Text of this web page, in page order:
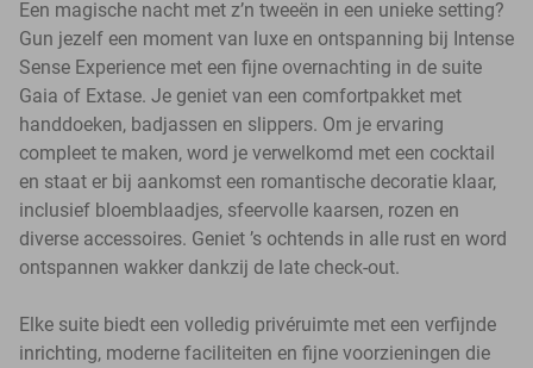
Een magische nacht met z’n tweeën in een unieke setting?
Gun jezelf een moment van luxe en ontspanning bij Intense
Sense Experience met een fijne overnachting in de suite
Gaia of Extase. Je geniet van een comfortpakket met
handdoeken, badjassen en slippers. Om je ervaring
compleet te maken, word je verwelkomd met een cocktail
en staat er bij aankomst een romantische decoratie klaar,
inclusief bloemblaadjes, sfeervolle kaarsen, rozen en
diverse accessoires. Geniet ’s ochtends in alle rust en word
ontspannen wakker dankzij de late check-out.
Elke suite biedt een volledig privéruimte met een verfijnde
inrichting, moderne faciliteiten en fijne voorzieningen die